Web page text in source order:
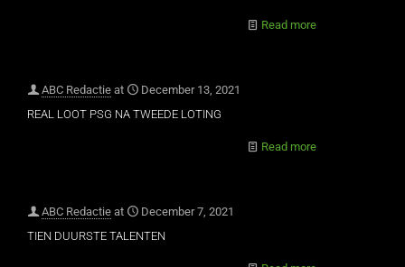
Read more
ABC Redactie at
December 13, 2021
REAL LOOT PSG NA TWEEDE LOTING
Read more
ABC Redactie at
December 7, 2021
TIEN DUURSTE TALENTEN